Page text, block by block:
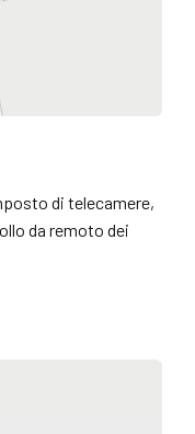
di telecamere,
da remoto dei